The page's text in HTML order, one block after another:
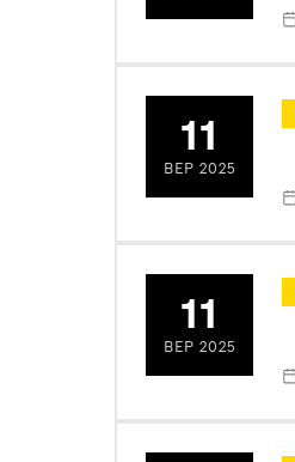
11
ВЕР 2025
11
ВЕР 2025